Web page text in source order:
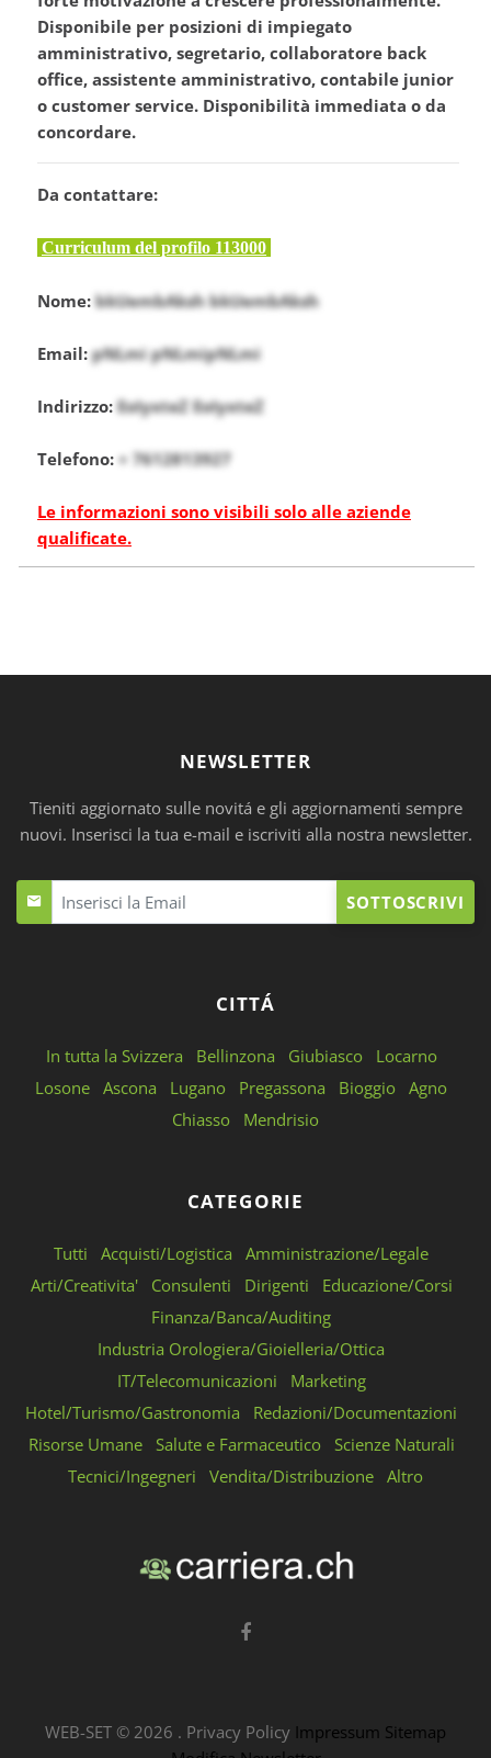
Disponibile per posizioni di impiegato
amministrativo, segretario, collaboratore back
office, assistente amministrativo, contabile junior
o customer service. Disponibilità immediata o da
concordare.
Da contattare:
Curriculum del profilo 113000
Nome:bkUembAksh bkUembAksh
Email:pNLmi pNLmipNLmi
Indirizzo:EoIyxteZ EoIyxteZ
Telefono: + 7612813927
Le informazioni sono visibili solo alle aziende
qualificate.
NEWSLETTER
Tieniti aggiornato sulle novitá e gli aggiornamenti sempre
nuovi. Inserisci la tua e-mail e iscriviti alla nostra newsletter.
SOTTOSCRIVI
CITTÁ
In tutta la Svizzera Bellinzona Giubiasco
Locarno
Losone Ascona Lugano Pregassona Bioggio Agno
Chiasso
Mendrisio
CATEGORIE
Tutti Acquisti/Logistica
Amministrazione/Legale
Arti/Creativita'
Consulenti Dirigenti
Educazione/Corsi
Finanza/Banca/Auditing
Industria Orologiera/Gioielleria/Ottica
IT/Telecomunicazioni
Marketing
Hotel/Turismo/Gastronomia
Redazioni/Documentazioni
Risorse Umane
Salute e Farmaceutico
Scienze Naturali
Tecnici/Ingegneri
Vendita/Distribuzione Altro
WEB-SET © 2026 . Privacy Policy Impressum Sitemap